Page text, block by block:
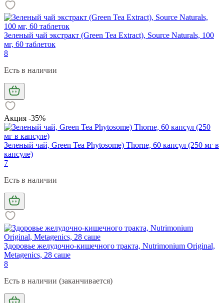
Зеленый чай экстракт (Green Tea Extract), Source Naturals, 100
мг, 60 таблеток
8
Есть в наличии
Акция -35%
Зеленый чай, Green Tea Phytosome) Thorne, 60 капсул (250 мг в
капсуле)
7
Есть в наличии
Здоровье желудочно-кишечного тракта, Nutrimonium Original,
Metagenics, 28 саше
8
Есть в наличии (заканчивается)